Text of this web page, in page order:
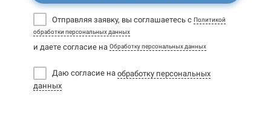
Отправляя заявку, вы соглашаетесь с Политикой
обработки персональных данных
и даете согласие на Обработку персональных данных
Даю согласие на обработку персональных
данных